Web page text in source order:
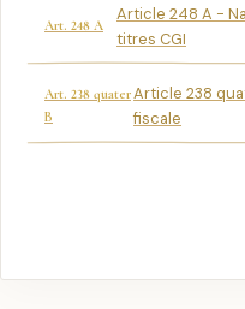
Art. 248 A
Article 248 A -
titres CGI
Art. 238 quater
B
Article 238
fiscale